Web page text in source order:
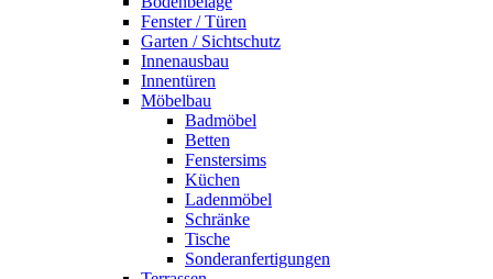
Fenster / Türen
Garten / Sichtschutz
Innenausbau
Innentüren
Möbelbau
Badmöbel
Betten
Fenstersims
Küchen
Ladenmöbel
Schränke
Tische
Sonderanfertigungen